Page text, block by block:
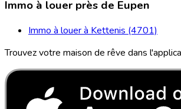
Immo à louer près de Eupen
Immo à louer à Kettenis (4701)
Trouvez votre maison de rêve dans